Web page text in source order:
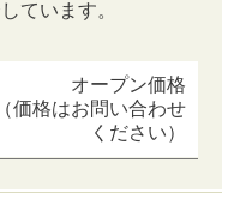
ています。
オープン価格
（価格はお問い合わせ
ください）